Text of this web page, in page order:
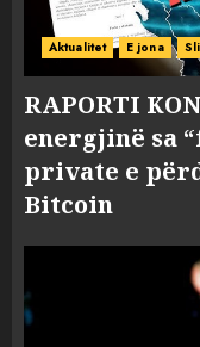
Aktualitet E jona
RAPORTI
energjinë sa
private e
Bitcoin